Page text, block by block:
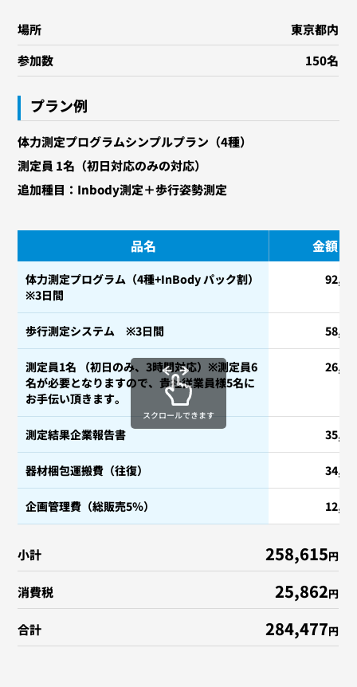
場所
東京都内
参加数
150名
プラン例
体力測定プログラムシンプルプラン（4種）
測定員 1名（初日対応のみの対応）
追加種目：Inbody測定＋歩行姿勢測定
品名 金額
体力測定プログラム（4種+InBody パック割）
※3日間
歩行測定システム ※3日間
測定員1名 （初日のみ、3時間対応）※測定員6
名が必要となりますので、貴社従業員様5名に
お手伝い頂きます。
測定結果企業報告書
器材梱包運搬費（往復）
企画管理費（総販売5％）
スクロールできます
小計 258,615円
消費税 25,862円
合計 284,477円